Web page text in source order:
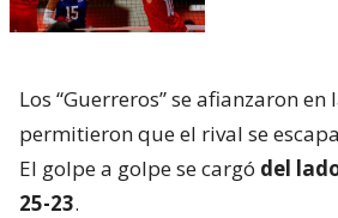
Los “Guerreros” se afianzaron en
permitieron que el rival se
El golpe a golpe se cargó del
25-23.